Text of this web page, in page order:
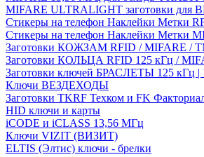
MIFARE ULTRALIGHT заготовки для
Стикеры на телефон Наклейки Метки
Стикеры на телефон Наклейки Метки
Заготовки КОЖЗАМ RFID / MIFARE /
Заготовки КОЛЬЦА RFID 125 кГц /
Заготовки ключей БРАСЛЕТЫ 125 кГц |
Ключи ВЕЗДЕХОДЫ
Заготовки TKRF Техком и FK
HID ключи и карты
iCODE и iCLASS 13,56 МГц
Ключи VIZIT (ВИЗИТ)
ELTIS (Элтис) ключи - брелки